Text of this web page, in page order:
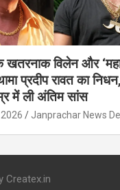
खतरनाक विलेन और
प्रदीप रावत का
में ली अंतिम सांस
Janprachar News
Createx.in